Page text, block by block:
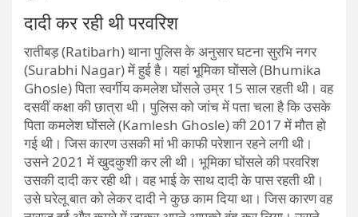
दादी कर रही थी परवरिश
रातीबड़ (Ratibarh) थाना पुलिस के अनुसार घटना सुरभि नगर
(Surabhi Nagar) में हुई है। यहां भूमिका घोंसले (Bhumika
Ghosle) पिता स्वर्गीय कमलेश घोंसले उम्र 15 साल रहती थी। वह
दसवीं कक्षा की छात्रा थी। पुलिस को जांच में पता चला है कि उसके
पिता कमलेश घोंसले (Kamlesh Ghosle) की 2017 में मौत हो
गई थी। जिस कारण उसकी मां भी काफी परेशान रहने लगी थी।
उसने 2021 में खुदकुशी कर ली थी। भूमिका घोंसले की परवरिश
उसकी दादी कर रही थी। वह भाई के साथ दादी के पास रहती थी।
उसे घरेलू बात को लेकर दादी ने कुछ काम दिया था। जिस कारण वह